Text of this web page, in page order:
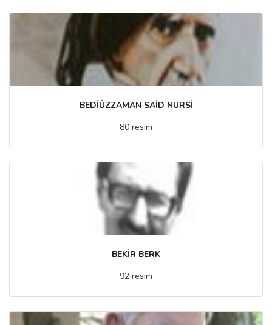
BEDİÜZZAMAN SAİD NURSİ
80 resim
BEKİR BERK
92 resim